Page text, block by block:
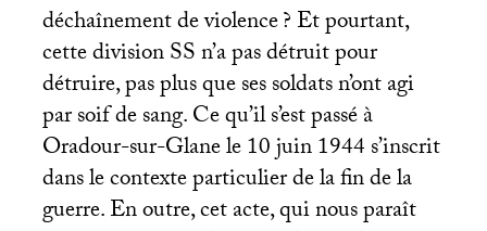
déchaînement de violence? Et pourtant,
cette divisionSSn’a pas détruit pour
détruire, pas plus que ses soldats n’ont agi
par soif de sang. Ce qu’il s’est passé à
Oradour-sur-Glane le 10 juin 1944 s’inscrit
dans le contexte particulier de la fin de la
guerre. En outre, cet acte, qui nous paraît